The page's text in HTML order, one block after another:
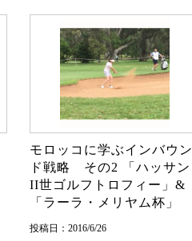
モロッコに学ぶインバウン
ド戦略 その2 「ハッサン
II世ゴルフトロフィー」&
「ラーラ・メリヤム杯」
投稿日：2016/6/26